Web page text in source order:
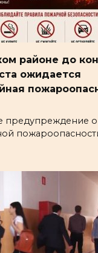
районе до
ожидается
предупреждение о